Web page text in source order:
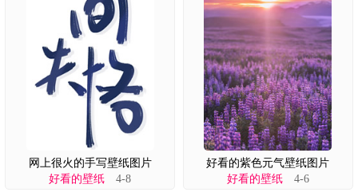
网上很火的手写壁纸图片
好看的壁纸 4-8
好看的紫色元气壁纸图片
好看的壁纸4-6